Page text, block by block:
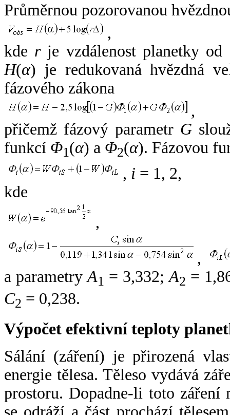
Průměrnou pozorovanou
,
kde rje vzdálenost planetky od
H(α) je redukovaná hvězdná
fázového zákona
,
přičemž fázový parametr G
funkcí Φ1(α) a Φ2(α). Fázovou
, i = 1, 2,
kde
,
,
a parametryA1 = 3,332;A2 =
C2 = 0,238.
Výpočet efektivní teploty
Sálání (záření) je přirozená
energie tělesa. Těleso vydává
prostoru. Dopadne-li toto záření